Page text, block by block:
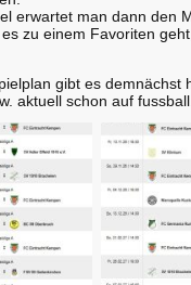
erwartet man dann den
zu einem Favoriten
gibt es demnächst
aktuell schon auf